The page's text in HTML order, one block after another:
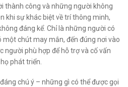
thành công và những người không
khi sự khác biệt về trí thông minh,
đáng kể. Chỉ là những người có
một chút may mắn, đến đúng nơi vào
người phù hợp để hỗ trợ và cố vấn
phát triển.
chú ý – những gì có thể được gọi